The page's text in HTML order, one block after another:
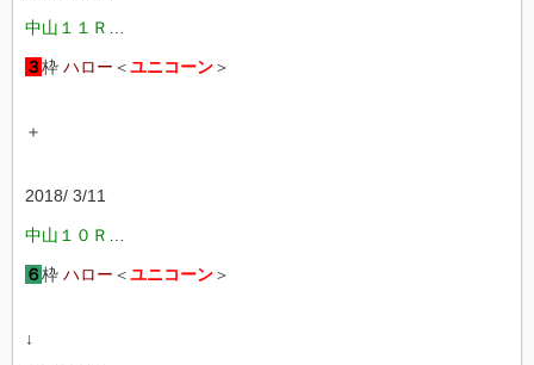
中山１１Ｒ
３枠 ハロー ＜ユニコーン＞
＋
2018/ 3/11
中山１０Ｒ
６枠 ハロー ＜ユニコーン＞
↓